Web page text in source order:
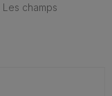
Les champs